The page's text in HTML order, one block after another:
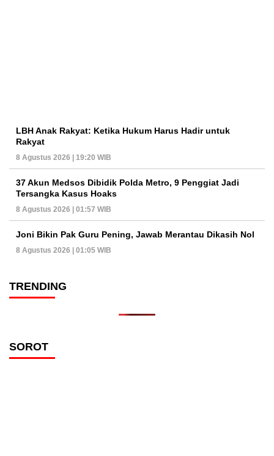
LBH Anak Rakyat: Ketika Hukum Harus Hadir untuk
Rakyat
8 Agustus 2026 | 19:20 WIB
37 Akun Medsos Dibidik Polda Metro, 9 Penggiat Jadi
Tersangka Kasus Hoaks
8 Agustus 2026 | 01:57 WIB
Joni Bikin Pak Guru Pening, Jawab Merantau Dikasih Nol
8 Agustus 2026 | 01:05 WIB
TRENDING
SOROT